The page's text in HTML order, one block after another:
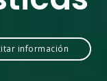
información